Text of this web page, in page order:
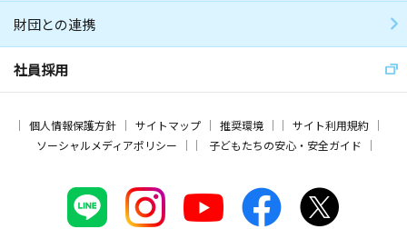
財団との連携
社員採用
個人情報保護方針 サイトマップ 推奨環境
サイト利用規約
ソーシャルメディアポリシー
子どもたちの安心・安全ガイド